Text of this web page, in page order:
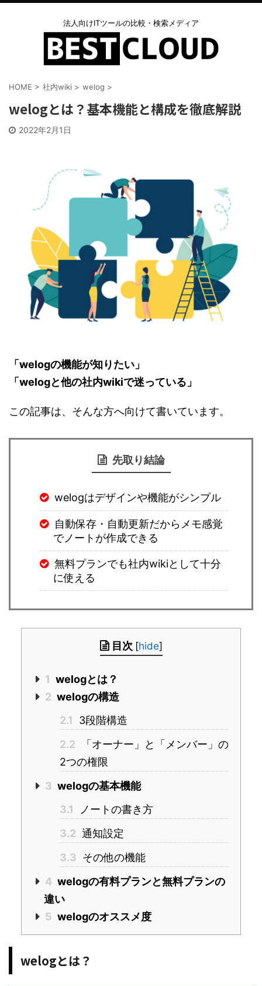
法人向けITツールの比較・検索メディア
HOME > 社内wiki > welog >
welogとは？基本機能と構成を徹底解説
2022年2月1日
「welogの機能が知りたい」
「welogと他の社内wikiで迷っている」
この記事は、そんな方へ向けて書いています。
先取り結論
welogはデザインや機能がシンプル
自動保存・自動更新だからメモ感覚
でノートが作成できる
無料プランでも社内wikiとして十分
に使える
目次 [hide]
1 welogとは？
2 welogの構造
2.1
3段階構造
2.2
「オーナー」と「メンバー」の
2つの権限
3 welogの基本機能
3.1
ノートの書き方
3.2 通知設定
3.3 その他の機能
4 welogの有料プランと無料プランの
違い
5 welogのオススメ度
welogとは？